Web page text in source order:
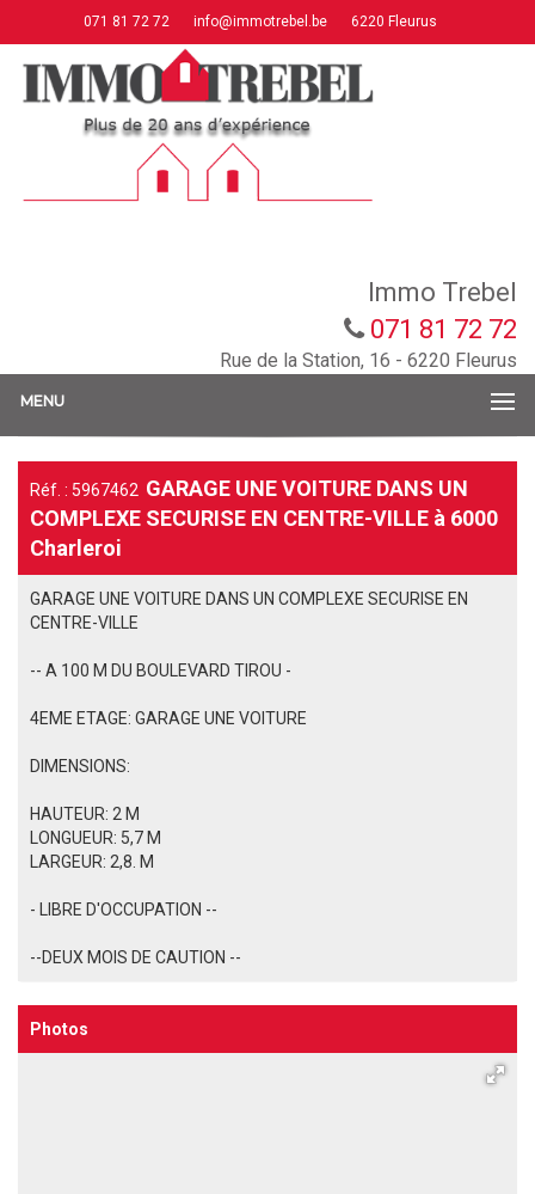
071 81 72 72 info@immotrebel.be 6220 Fleurus
Immo Trebel
071 81 72 72
Rue de la Station, 16 - 6220 Fleurus
MENU
Réf. : 5967462 GARAGE UNE VOITURE DANS UN
COMPLEXE SECURISE EN CENTRE-VILLE à 6000
Charleroi
GARAGE UNE VOITURE DANS UN COMPLEXE SECURISE EN
CENTRE-VILLE
-- A 100 M DU BOULEVARD TIROU -
4EME ETAGE: GARAGE UNE VOITURE
DIMENSIONS:
HAUTEUR: 2 M
LONGUEUR: 5,7 M
LARGEUR: 2,8. M
- LIBRE D'OCCUPATION --
--DEUX MOIS DE CAUTION --
Photos